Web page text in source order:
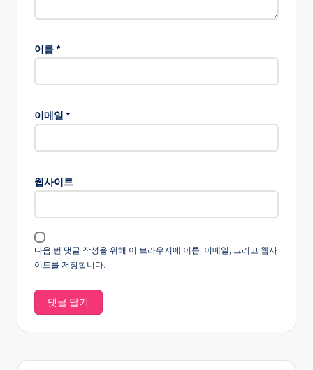
이름*
이메일 *
웹사이트
다음 번 댓글 작성을 위해 이 브라우저에 이름, 이메일, 그리고 웹사
이트를 저장합니다.